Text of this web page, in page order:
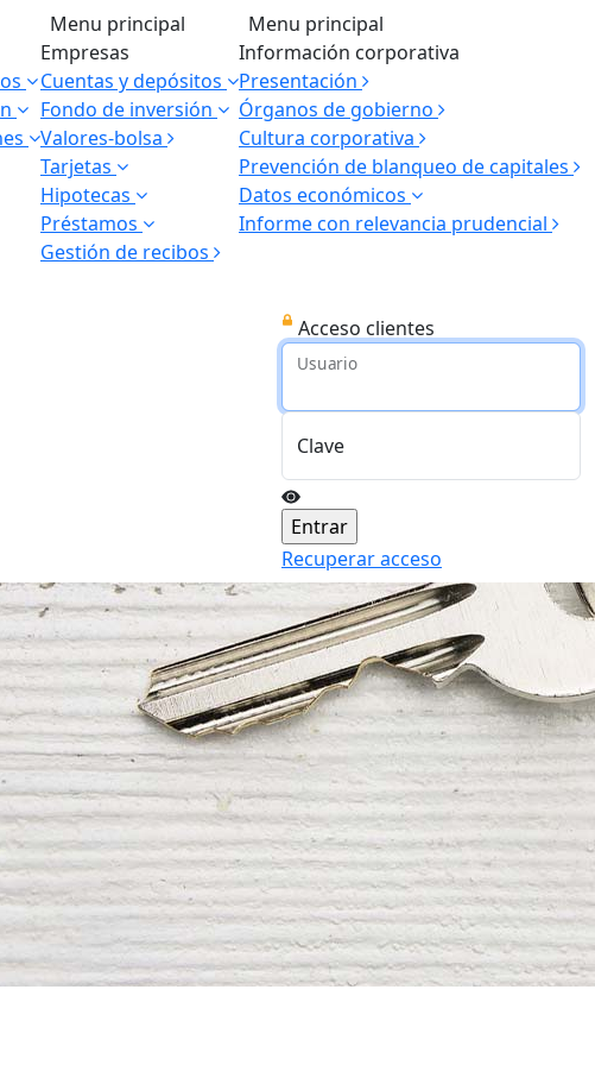
Menu principal
Empresas
Cuentas y depósitos
Fondo de inversión
Valores-bolsa
Tarjetas
Hipotecas
Préstamos
Gestión de recibos
Menu principal
Información corporativa
Presentación
Órganos de gobierno
Cultura corporativa
Prevención de blanqueo de capitales
Datos económicos
Informe con relevancia prudencial
Acceso clientes
Usuario
Clave
Recuperar acceso